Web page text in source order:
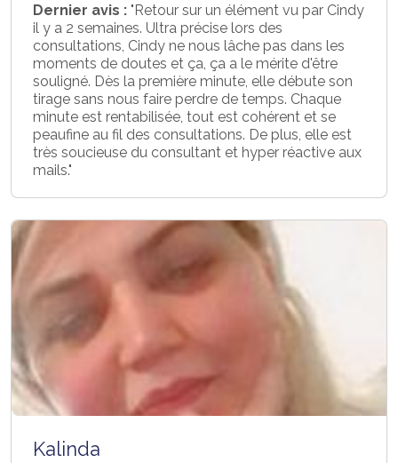
Dernier avis : "Retour sur un élément vu par Cindy
il y a 2 semaines. Ultra précise lors des
consultations, Cindy ne nous lâche pas dans les
moments de doutes et ça, ça a le mérite d'être
souligné. Dès la première minute, elle débute son
tirage sans nous faire perdre de temps. Chaque
minute est rentabilisée, tout est cohérent et se
peaufine au fil des consultations. De plus, elle est
très soucieuse du consultant et hyper réactive aux
mails."
Kalinda